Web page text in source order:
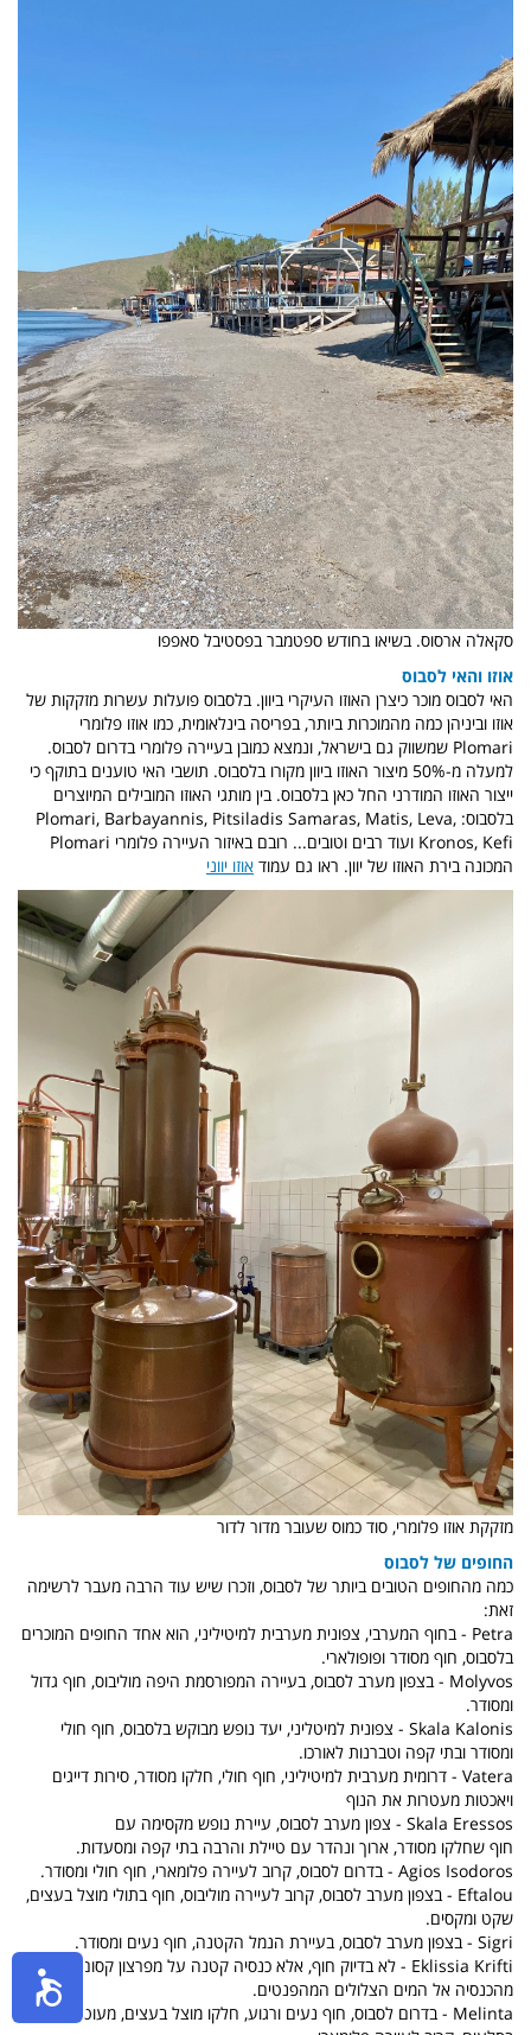
סקאלה ארסוס. בשיאו בחודש ספטמבר בפסטיבל סאפפו
אוזו והאי לסבוס
האי לסבוס מוכר כיצרן האוזו העיקרי ביוון. בלסבוס פועלות עשרות מזקקות של
אוזו וביניהן כמה מהמוכרות ביותר, בפריסה בינלאומית, כמו אוזו פלומרי
Plomari שמשווק גם בישראל, ונמצא כמובן בעיירה פלומרי בדרום לסבוס.
למעלה מ-50% מיצור האוזו ביוון מקורו בלסבוס. תושבי האי טוענים בתוקף כי
ייצור האוזו המודרני החל כאן בלסבוס. בין מותגי האוזו המובילים המיוצרים
בלסבוס: Plomari, Barbayannis, Pitsiladis Samaras, Matis, Leva,
Kronos, Kefi ועוד רבים וטובים... רובם באיזור העיירה פלומרי Plomari
המכונה בירת האוזו של יוון. ראו גם עמוד אוזו יווני
מזקקת אוזו פלומרי, סוד כמוס שעובר מדור לדור
החופים של לסבוס
כמה מהחופים הטובים ביותר של לסבוס, וזכרו שיש עוד הרבה מעבר לרשימה
זאת:
Petra - בחוף המערבי, צפונית מערבית למיטיליני, הוא אחד החופים המוכרים
בלסבוס, חוף מסודר ופופולארי.
Molyvos - בצפון מערב לסבוס, בעיירה המפורסמת היפה מוליבוס, חוף גדול
ומסודר.
Skala Kalonis - צפונית למיטליני, יעד נופש מבוקש בלסבוס, חוף חולי
ומסודר ובתי קפה וטברנות לאורכו.
Vatera - דרומית מערבית למיטיליני, חוף חולי, חלקו מסודר, סירות דייגים
ויאכטות מעטרות את הנוף
Skala Eressos - צפון מערב לסבוס, עיירת נופש מקסימה עם
חוף שחלקו מסודר, ארוך ונהדר עם טיילת והרבה בתי קפה ומסעדות.
Agios Isodoros - בדרום לסבוס, קרוב לעיירה פלומארי, חוף חולי ומסודר.
Eftalou - בצפון מערב לסבוס, קרוב לעיירה מוליבוס, חוף בתולי מוצל בעצים,
שקט ומקסים.
Sigri - בצפון מערב לסבוס, בעיירת הנמל הקטנה, חוף נעים ומסודר.
Eklissia Krifti - לא בדיוק חוף, אלא כנסיה קטנה על מפרצון קסום ומדרגות
מהכנסיה אל המים הצלולים המהפנטים.
Melinta - בדרום לסבוס, חוף נעים ורגוע, חלקו מוצל בעצים, מעוטר